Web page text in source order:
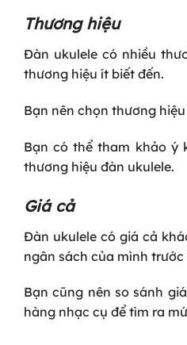
Thương hiệu
Đàn ukulele có nhiều
thương hiệu ít biết đến.
Bạn nên chọn thương
Bạn có thể tham khảo ý
thương hiệu đàn ukulele.
Giá cả
Đàn ukulele có giá cả
ngân sách của mình
Bạn cũng nên so sánh
hàng nhạc cụ để tìm ra